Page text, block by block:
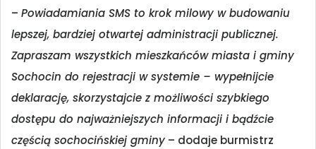
– Powiadamiania SMS to krok milowy w budowaniu
lepszej, bardziej otwartej administracji publicznej.
Zapraszam wszystkich mieszkańców miasta i gminy
Sochocin do rejestracji w systemie – wypełnijcie
deklarację, skorzystajcie z możliwości szybkiego
dostępu do najważniejszych informacji i bądźcie
częścią sochocińskiej gminy – dodaje burmistrz